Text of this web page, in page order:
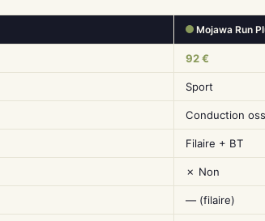
Mojawa Run
92 €
Sport
Conduction
Filaire + BT
✗ Non
— (filaire)